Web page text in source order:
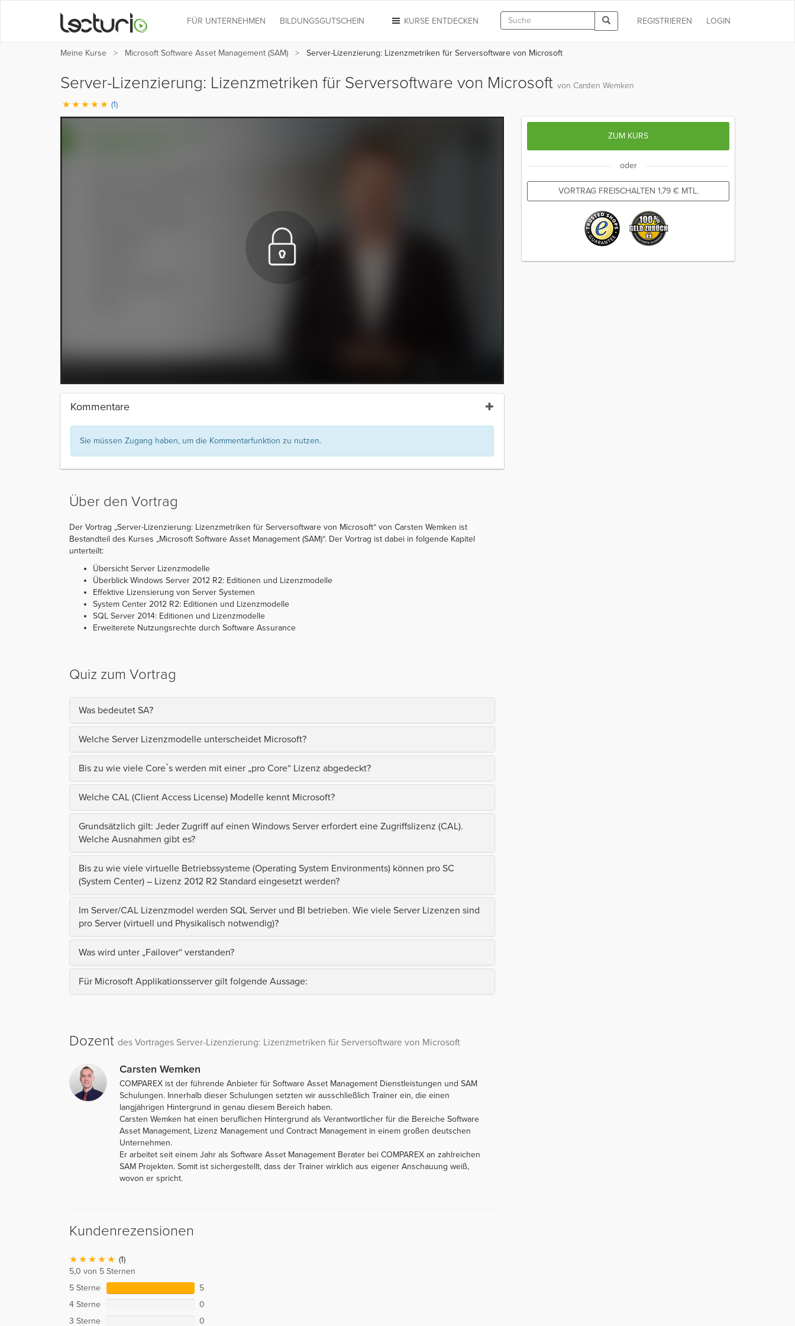
LOGIN
REGISTRIEREN
KURSE ENTDECKEN
FÜR UNTERNEHMEN BILDUNGSGUTSCHEIN
Meine Kurse Microsoft Software Asset Management (SAM) Server-Lizenzierung: Lizenzmetriken für Serversoftware von Microsoft
Server-Lizenzierung: Lizenzmetriken für Serversoftware von Microsoft von Carsten Wemken
(1)
Kommentare
Sie müssen Zugang haben, um die Kommentarfunktion zu nutzen.
Über den Vortrag
Der Vortrag „Server-Lizenzierung: Lizenzmetriken für Serversoftware von Microsoft“ von Carsten Wemken ist
Bestandteil des Kurses „Microsoft Software Asset Management (SAM)“. Der Vortrag ist dabei in folgende Kapitel
unterteilt:
Übersicht Server Lizenzmodelle
Überblick Windows Server 2012 R2: Editionen und Lizenzmodelle
Effektive Lizensierung von Server Systemen
System Center 2012 R2: Editionen und Lizenzmodelle
SQL Server 2014: Editionen und Lizenzmodelle
Erweiterete Nutzungsrechte durch Software Assurance
Quiz zum Vortrag
Was bedeutet SA?
Welche Server Lizenzmodelle unterscheidet Microsoft?
Bis zu wie viele Core`s werden mit einer „pro Core“ Lizenz abgedeckt?
Welche CAL (Client Access License) Modelle kennt Microsoft?
Grundsätzlich gilt: Jeder Zugriff auf einen Windows Server erfordert eine Zugriffslizenz (CAL).
Welche Ausnahmen gibt es?
Bis zu wie viele virtuelle Betriebssysteme (Operating System Environments) können pro SC
(System Center) – Lizenz 2012 R2 Standard eingesetzt werden?
Im Server/CAL Lizenzmodel werden SQL Server und BI betrieben. Wie viele Server Lizenzen sind
pro Server (virtuell und Physikalisch notwendig)?
Was wird unter „Failover“ verstanden?
Für Microsoft Applikationsserver gilt folgende Aussage:
Dozent des Vortrages Server-Lizenzierung: Lizenzmetriken für Serversoftware von Microsoft
Carsten Wemken
COMPAREX ist der führende Anbieter für Software Asset Management Dienstleistungen und SAM
Schulungen. Innerhalb dieser Schulungen setzten wir ausschließlich Trainer ein, die einen
langjährigen Hintergrund in genau diesem Bereich haben.
Carsten Wemken hat einen beruflichen Hintergrund als Verantwortlicher für die Bereiche Software
Asset Management, Lizenz Management und Contract Management in einem großen deutschen
Unternehmen.
Er arbeitet seit einem Jahr als Software Asset Management Berater bei COMPAREX an zahlreichen
SAM Projekten. Somit ist sichergestellt, dass der Trainer wirklich aus eigener Anschauung weiß,
wovon er spricht.
Kundenrezensionen
(1)
5,0 von 5 Sternen
5 Sterne
5
4 Sterne
0
3 Sterne
0
ZUM KURS
oder
VORTRAG FREISCHALTEN 1,79 € MTL.